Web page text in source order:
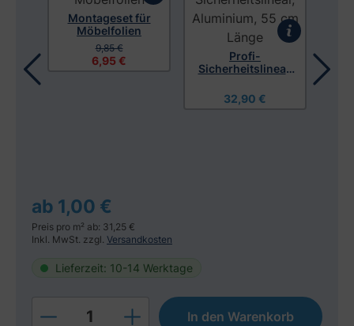
Montageset für
Möbelfolien
6,95 €
9,85 €
Profi-
Sicherheitslineal,
Länge
32,90 €
ab 1,00 €
Preis pro m² ab: 31,25 €
Inkl. MwSt. zzgl. Versandkosten
Lieferzeit: 10-14 Werktage
Produkt Anzahl: Gib denIn den Warenkorb